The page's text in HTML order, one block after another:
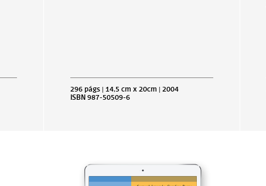
296 págs | 14,5 cm x 20cm | 2004
ISBN 987-50509-6